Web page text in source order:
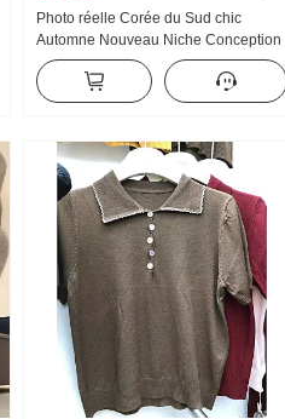
Photo réelle Corée du Sud chic
Automne Nouveau Niche Conception
Sens À lacets Chemise pour femmes
Pull-over Top Manches longues s
Retour à la taille